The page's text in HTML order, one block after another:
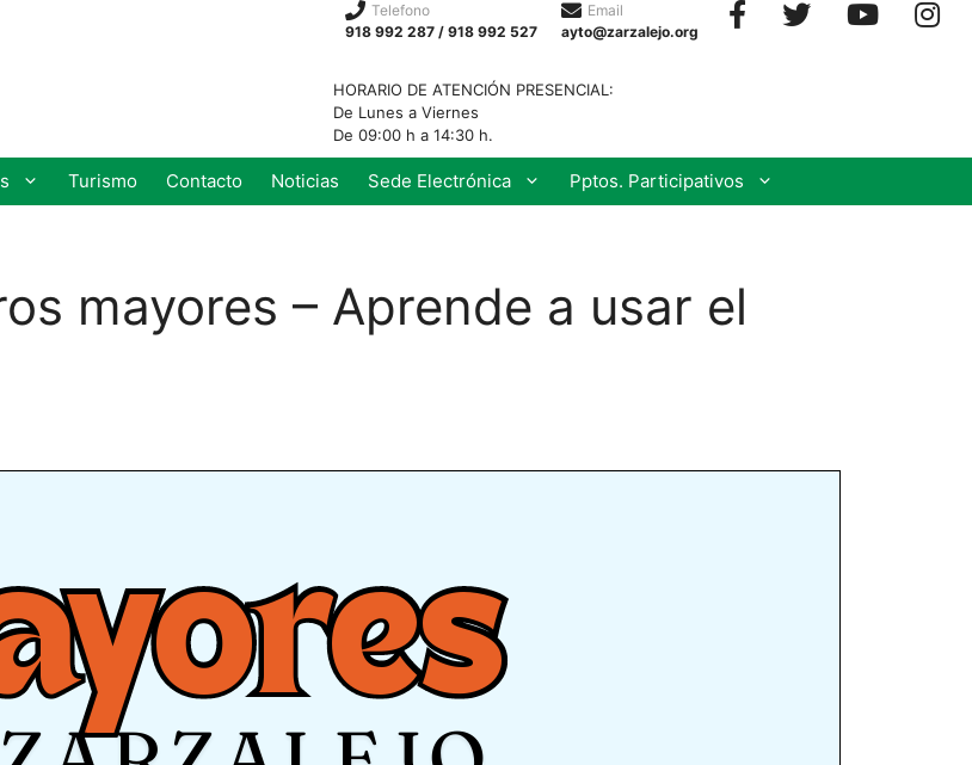
Telefono
918 992 287 / 918 992 527
Email
ayto@zarzalejo.org
HORARIO DE ATENCIÓN PRESENCIAL:
De Lunes a Viernes
De 09:00 h a 14:30 h.
Turismo Contacto Noticias Sede Electrónica Pptos. Participativos
mayores – Aprende a usar el